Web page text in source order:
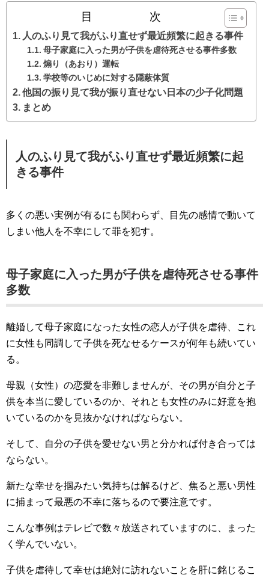
目 次
人のふり見て我がふり直せず最近頻繁に起きる事件
母子家庭に入った男が子供を虐待死させる事件多数
煽り（あおり）運転
学校等のいじめに対する隠蔽体質
他国の振り見て我が振り直せない日本の少子化問題
まとめ
人のふり見て我がふり直せず最近頻繁に起
きる事件
多くの悪い実例が有るにも関わらず、目先の感情で動いて
しまい他人を不幸にして罪を犯す。
母子家庭に入った男が子供を虐待死させる事件
多数
離婚して母子家庭になった女性の恋人が子供を虐待、これ
に女性も同調して子供を死なせるケースが何年も続いてい
る。
母親（女性）の恋愛を非難しませんが、その男が自分と子
供を本当に愛しているのか、それとも女性のみに好意を抱
いているのかを見抜かなければならない。
そして、自分の子供を愛せない男と分かれば付き合っては
ならない。
新たな幸せを掴みたい気持ちは解るけど、焦ると悪い男性
に捕まって最悪の不幸に落ちるので要注意です。
こんな事例はテレビで数々放送されていますのに、まった
く学んでいない。
子供を虐待して幸せは絶対に訪れないことを肝に銘じるこ